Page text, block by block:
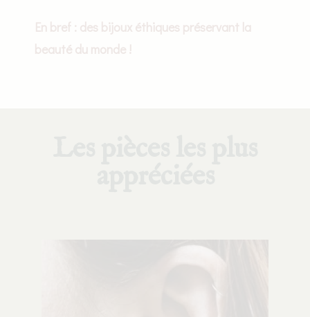
En bref : des bijoux éthiques préservant la
beauté du monde !